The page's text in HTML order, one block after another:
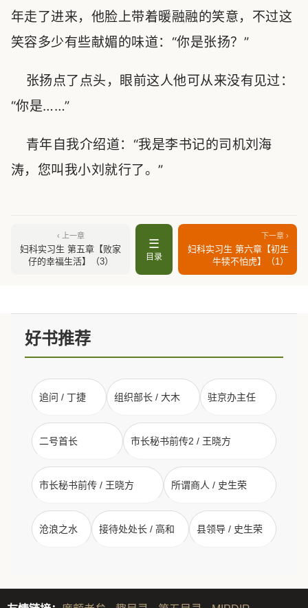
年走了进来，他脸上带着暖融融的笑意，不过这
笑容多少有些献媚的味道：“你是张扬？”
张扬点了点头，眼前这人他可从来没有见过：
“你是……”
青年自我介绍道：“我是李书记的司机刘海
涛，您叫我小刘就行了。”
‹ 上一章
妇科实习生 第五章【败家
仔的幸福生活】（3）
☰
目录
下一章 ›
妇科实习生 第六章【初生
牛犊不怕虎】（1）
好书推荐
追问 / 丁捷 组织部长 / 大木 驻京办主任
二号首长 市长秘书前传2 / 王晓方
市长秘书前传 / 王晓方 所谓商人 / 史生荣
沧浪之水 接待处处长 / 高和 县领导 / 史生荣